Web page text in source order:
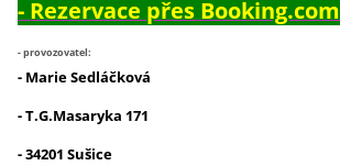
- Rezervace přes Booking.com
- provozovatel:
- Marie Sedláčková
- T.G.Masaryka 171
- 34201 Sušice